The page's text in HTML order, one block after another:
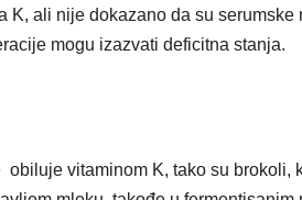
K, ali nije dokazano da su
mogu izazvati deficitna stanja.
obiluje vitaminom K, tako su